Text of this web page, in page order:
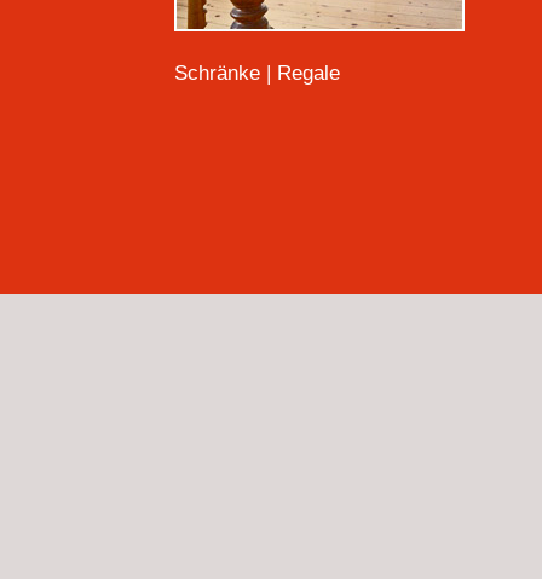
Schränke | Regale